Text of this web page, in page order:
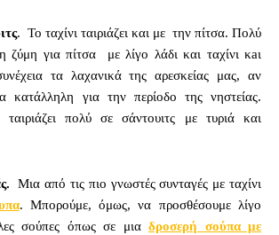
. Το ταχίνι ταιριάζει και με την πίτσα. Πολύ
ζύμη για πίτσα με λίγο λάδι και ταχίνι κaι
τα λαχανικά της αρεσκείας μας, αν
κατάλληλη για την περίοδο της νηστείας.
ταιριάζει πολύ σε σάντουιτς με τυριά και
Μια από τις πιο γνωστές συνταγές με ταχίνι
. Μπορούμε, όμως, να προσθέσουμε λίγο
σούπες όπως σε μια δροσερή σούπα με